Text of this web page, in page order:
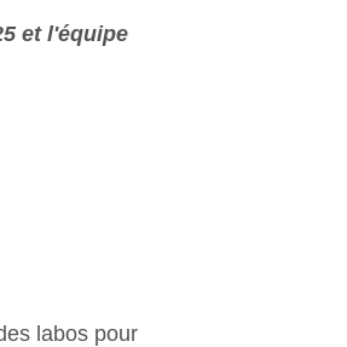
et l'équipe
labos pour